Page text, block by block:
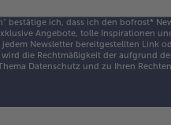
bestätige ich, dass ich den bofrost*
Angebote, tolle Inspirationen
Newsletter bereitgestellten Link
die Rechtmäßigkeit der aufgrund
Datenschutz und zu Ihren